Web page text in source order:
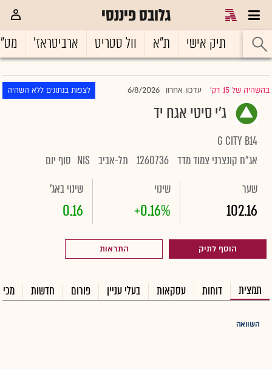
גלובס פיננסי
ראשי תיק אישי ת"א וול סטריט ארביטראז'
בהשהיה של 15 דק' |עדכון אחרון 6/8/2026 לצפות בנתונים ללא השהיה
ג'י סיטי אגח יד
G CITY B14
אג"ח קונצרני צמוד מדד 1260736 תל-אביב NIS סוף יום
שער
102.16
שינוי
+0.16%
שינוי באג'
0.16
הוסף לתיק התראות
תמצית דוחות עסקאות בעלי עניין פורום חדשות
השוואה